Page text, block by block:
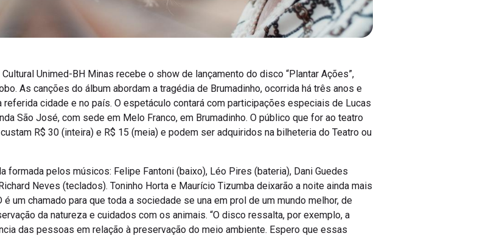
Unimed-BH Minas recebe o show de lançamento do disco “Plantar Ações”,
As canções do álbum abordam a tragédia de Brumadinho, ocorrida há três anos e
cidade e no país. O espetáculo contará com participações especiais de Lucas
São José, com sede em Melo Franco, em Brumadinho. O público que for ao teatro
R$ 30 (inteira) e R$ 15 (meia) e podem ser adquiridos na bilheteria do Teatro ou
formada pelos músicos: Felipe Fantoni (baixo), Léo Pires (bateria), Dani Guedes
Neves (teclados). Toninho Horta e Maurício Tizumba deixarão a noite ainda mais
um chamado para que toda a sociedade se una em prol de um mundo melhor, de
da natureza e cuidados com os animais. “O disco ressalta, por exemplo, a
das pessoas em relação à preservação do meio ambiente. Espero que essas